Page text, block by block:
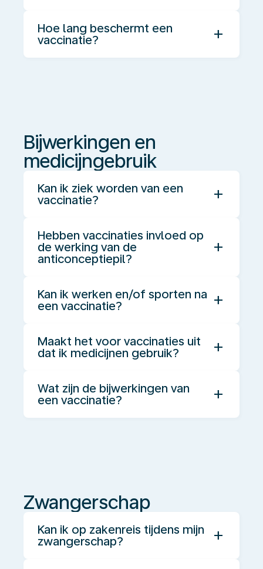
Hoe lang beschermt een
vaccinatie?
add
Bijwerkingen
Bijwerkingen en
medicijngebruik
Kan ik ziek worden van een
vaccinatie?
add
Hebben vaccinaties invloed op
de werking van de
anticonceptiepil?
add
Kan ik werken en/of sporten na
een vaccinatie?
add
Maakt het voor vaccinaties uit
dat ik medicijnen gebruik?
add
Wat zijn de bijwerkingen van
een vaccinatie?
add
Zwangerschap
Zwangerschap
Kan ik op zakenreis tijdens mijn
zwangerschap?
add